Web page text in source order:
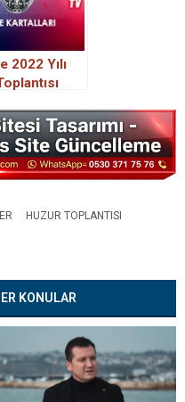
2022 Yılı
HUZUR TOPLANTISI
KONULAR